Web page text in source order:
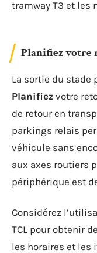
tramway T3 et les
Planifiez votre
La sortie du stade
Planifiez votre
de retour en
parkings relais
véhicule sans
aux axes routiers
périphérique est
Considérez
TCL pour obtenir
les horaires et les